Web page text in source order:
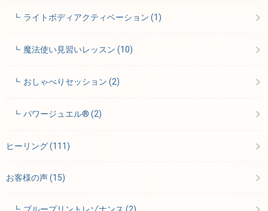
ライトボディアクティベーション(1)
魔法使い見習いレッスン(10)
おしゃべりセッション(2)
パワージュエル®(2)
ヒーリング(111)
お客様の声(15)
ブループリントレゾナンス(2)